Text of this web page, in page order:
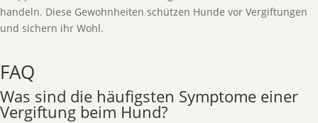
handeln. Diese Gewohnheiten schützen Hunde vor Vergiftungen
und sichern ihr Wohl.
FAQ
Was sind die häufigsten Symptome einer
Vergiftung beim Hund?